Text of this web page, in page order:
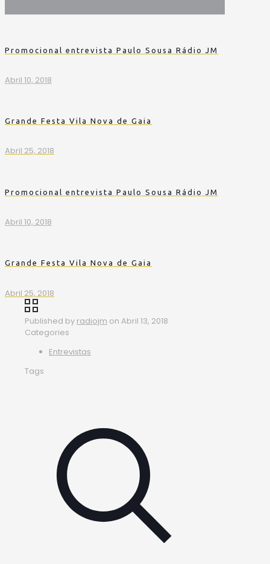
Promocional entrevista Paulo Sousa Rádio JM
Abril 10, 2018
Grande Festa Vila Nova de Gaia
Abril 25, 2018
Promocional entrevista Paulo Sousa Rádio JM
Abril 10, 2018
Grande Festa Vila Nova de Gaia
Abril 25, 2018
Published by radiojm on Abril 13, 2018
Categories
Entrevistas
Tags